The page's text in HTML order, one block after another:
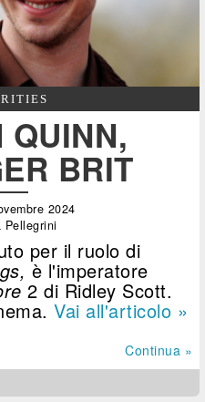
QUINN,
BRIT
2024
Pellegrini
per il ruolo di
è l'imperatore
2 di Ridley Scott.
Vai all'articolo »
Continua »